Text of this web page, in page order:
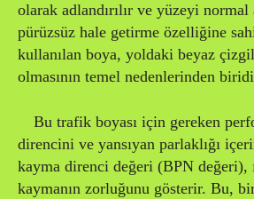
olarak adlandırılır ve yüzeyi
pürüzsüz hale getirme özelliğine
kullanılan boya, yoldaki beyaz
olmasının temel nedenlerinden
Bu trafik boyası için gereken
direncini ve yansıyan parlaklığı
kayma direnci değeri (BPN değeri),
kaymanın zorluğunu gösterir. Bu,